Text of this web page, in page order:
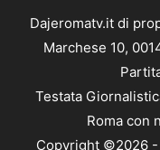
Dajeromatv.it di
Marchese 10,
Testata
Roma con
Copyright ©2026